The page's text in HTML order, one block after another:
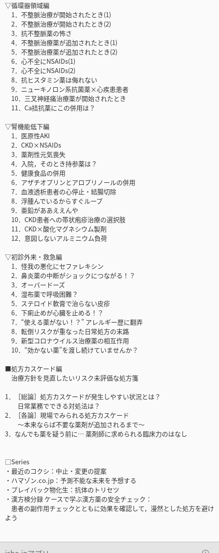
▽循環器領域編
1．不整脈治療が開始されたとき(1)
2．不整脈治療が開始されたとき(2)
3．抗不整脈薬の怖さ
4．不整脈治療薬が追加されたとき(1)
5．不整脈治療薬が追加されたとき(2)
6．心不全にNSAIDs(1)
7．心不全にNSAIDs(2)
8．抗ヒスタミン薬は侮れない
9．ニューキノロン系抗菌薬×心疾患患者
10．三叉神経痛治療薬が開始されたとき
11．Ca拮抗薬にこの併用は？
▽腎機能低下編
1．医原性AKI
2．CKD×NSAIDs
3．薬剤性元気喪失
4．入院，そのとき持参薬は？
5．健康食品の併用
6．アザチオプリンとアロプリノールの併用
7．血液透析患者の心停止・結腸切除
8．浮腫んでいるからすぐループ
9．亜鉛がああええんや
10．CKD患者への帯状疱疹治療の選択肢
11．CKD×酸化マグネシウム製剤
12．意図しないアルミニウム負荷
▽初診外来・救急編
1．怪我の悪化にセファレキシン
2．鼻炎薬の中断がショックにつながる！？
3．オーバードーズ
4．湿布薬で呼吸困難？
5．ステロイド軟膏で治らない皮疹
6．下痢止めが心臓を止める！？
7．“使える薬がない！？” アレルギー歴に翻弄
8．転倒リスクが重なった日常処方の末路
9．新型コロナウイルス治療薬の相互作用
10．“効かない薬”を渡し続けていませんか？
■処方カスケード編
治療方針を見直したいリスク未評価な処方箋
1．［総論］処方カスケードが発生しやすい状況とは？
日常業務でできる対処法は？
2．［各論］現場でみられる処方カスケード
～本来ならば不要な薬剤が追加されるまで～
3．なんでも薬を疑う前に… 薬剤師に求められる臨床力のはなし
□Series
・最近のコクシ：中止・変更の提案
・ハマゾン.co.jp：予測不能な未来を予想する
・プレイバック物化生：抗体のトリセツ
・漢方検分録 ケースで学ぶ漢方薬の安全チェック：
患者の副作用チェックとともに効果を確認して，漫然とした処方を避け
よう